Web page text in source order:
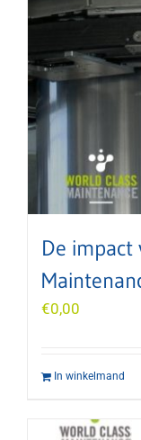
De impact
€0,00
In winkelmand